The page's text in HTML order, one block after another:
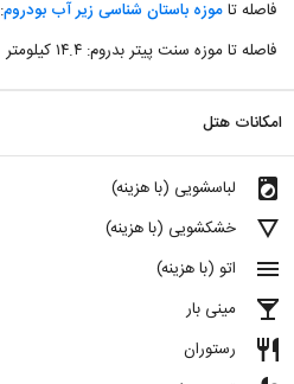
فاصله تاموزه باستان شناسی زیر آب بودروم: ۱۴.۴ کیلومتر
فاصله تا موزه سنت پیتر بدروم: ۱۴.۴ کیلومتر
امکانات هتل
local_laundry_service لباسشویی (با هزینه)
details خشکشویی (با هزینه)
menu اتو (با هزینه)
local_bar مینی بار
restaurant رستوران